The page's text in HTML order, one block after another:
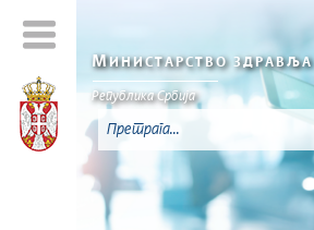
МИНИСТАРСТВО ЗДРАВЉА
Република Србија